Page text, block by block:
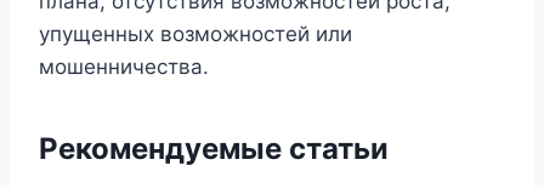
упущенных возможностей или
мошенничества.
Рекомендуемые статьи